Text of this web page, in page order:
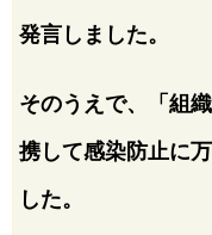
発言しました。
そのうえで、「組
携して感染防止に
した。